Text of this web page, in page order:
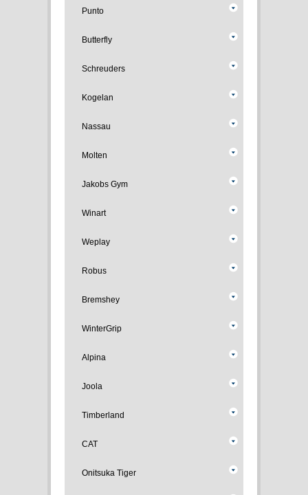
Punto
Butterfly
Schreuders
Kogelan
Nassau
Molten
Jakobs Gym
Winart
Weplay
Robus
Bremshey
WinterGrip
Alpina
Joola
Timberland
CAT
Onitsuka Tiger